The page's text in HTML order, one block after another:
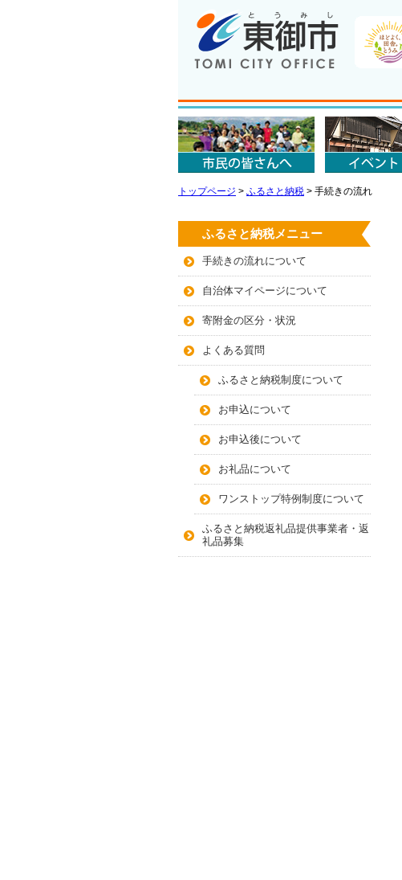
トップページ > ふるさと納税 > 手続きの流れ
ふるさと納税メニュー
手続きの流れについて
自治体マイページについて
寄附金の区分・状況
よくある質問
ふるさと納税制度について
お申込について
お申込後について
お礼品について
ワンストップ特例制度について
ふるさと納税返礼品提供事業者・返
礼品募集